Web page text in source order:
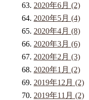
2020年6月 (2)
2020年5月 (4)
2020年4月 (8)
2020年3月 (6)
2020年2月 (3)
2020年1月 (2)
2019年12月 (2)
2019年11月 (2)